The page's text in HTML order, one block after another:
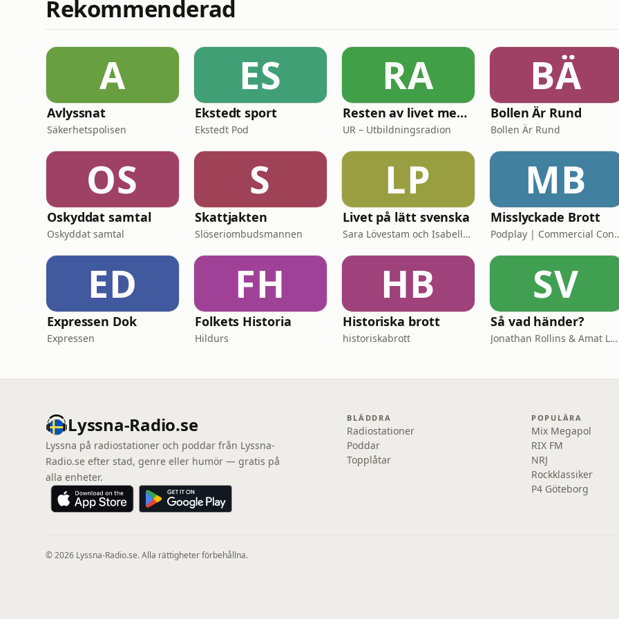
Rekommenderad
A
Avlyssnat
Säkerhetspolisen
ES
Ekstedt sport
Ekstedt Pod
RA
Resten av livet med Mark Levengood
UR – Utbildningsradion
BÄ
Bollen Är Rund
Bollen Är Rund
OS
Oskyddat samtal
Oskyddat samtal
S
Skattjakten
Slöseriombudsmannen
LP
Livet på lätt svenska
Sara Lövestam och Isabelle Stromberg
MB
Misslyckade Brott
Podplay |
ED
Expressen Dok
Expressen
FH
Folkets Historia
Hildurs
HB
Historiska brott
historiskabrott
SV
Så vad händer?
Jonathan Rollins & Amat Levin
Lyssna-Radio.se
Lyssna på radiostationer och poddar från Lyssna-
Radio.se efter stad, genre eller humör — gratis på
alla enheter.
BLÄDDRA
Radiostationer
Poddar
Topplåtar
POPULÄRA
Mix Megapol
RIX FM
NRJ
Rockklassiker
P4 Göteborg
© 2026 Lyssna-Radio.se. Alla rättigheter förbehållna.